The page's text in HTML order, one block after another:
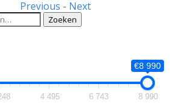
Previous - Next
Zoeken
€8 990
4 495 6 743 8 990